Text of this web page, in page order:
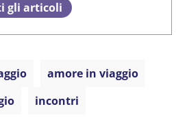
gli articoli
amore in viaggio
incontri